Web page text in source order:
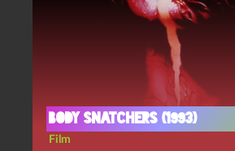
Body snatchers (1993)
Film